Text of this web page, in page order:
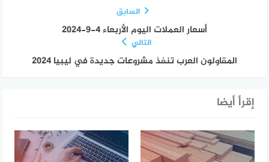
السابق
أسعار العملات اليوم الأربعاء 4-9-2024
التالي
المقاولون العرب تنفذ مشروعات جديدة في ليبيا 2024
إقرأ أيضا